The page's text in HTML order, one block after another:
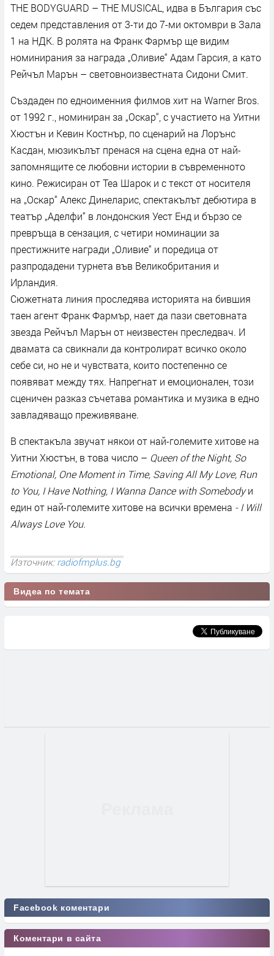
THE BODYGUARD – THE MUSICAL, идва в България със
седем представления от 3-ти до 7-ми октомври в Зала
1 на НДК. В ролята на Франк Фармър ще видим
номинирания за награда „Оливие“ Адам Гарсия, а като
Рейчъл Марън – световноизвестната Сидони Смит.
Създаден по едноименния филмов хит на Warner Bros.
от 1992 г., номиниран за „Оскар“, с участието на Уитни
Хюстън и Кевин Костнър, по сценарий на Лорънс
Касдан, мюзикълът пренася на сцена една от най-
запомнящите се любовни истории в съвременното
кино. Режисиран от Теа Шарок и с текст от носителя
на „Оскар“ Алекс Динеларис, спектакълът дебютира в
театър „Аделфи“ в лондонския Уест Енд и бързо се
превръща в сензация, с четири номинации за
престижните награди „Оливие“ и поредица от
разпродадени турнета във Великобритания и
Ирландия.
Сюжетната линия проследява историята на бившия
таен агент Франк Фармър, нает да пази световната
звезда Рейчъл Марън от неизвестен преследвач. И
двамата са свикнали да контролират всичко около
себе си, но не и чувствата, които постепенно се
появяват между тях. Напрегнат и емоционален, този
сценичен разказ съчетава романтика и музика в едно
завладяващо преживяване.
В спектакъла звучат някои от най-големите хитове на
Уитни Хюстън, в това число – Queen of the Night, So
Emotional, One Moment in Time, Saving All My Love, Run
to You, I Have Nothing, I Wanna Dance with Somebodyи
един от най-големите хитове на всички времена - I Will
Always Love You.
Източник:radiofmplus.bg
Видеа по темата
Facebook коментари
Коментари в сайта